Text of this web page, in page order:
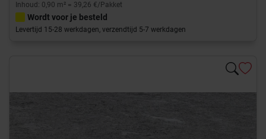
Inhoud: 0,90 m² = 39,26 €/Pakket
Wordt voor je besteld
Levertijd 15-28 werkdagen, verzendtijd 5-7 werkdagen